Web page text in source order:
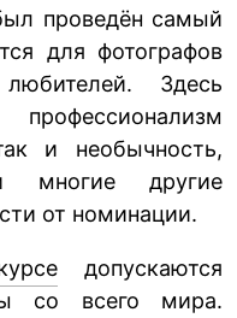
проведён самый
для фотографов
Здесь
и необычность,
многие другие
от номинации.
допускаются
со всего мира.